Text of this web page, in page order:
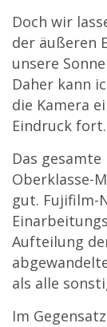
Doch wir
der äußeren
unsere
Daher kann
die Kamera
Eindruck fort.
Das
Oberklasse-
gut. Fujifilm-
Aufteilung
als alle
Im